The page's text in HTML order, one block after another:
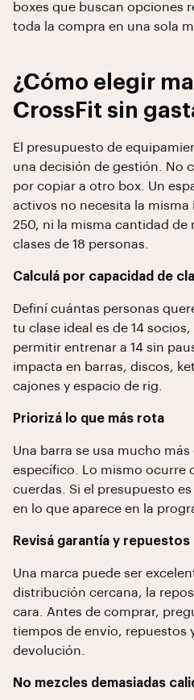
boxes que buscan opciones
toda la compra en una sola
¿Cómo elegir
CrossFit sin
El presupuesto de
una decisión de gestión. No
por copiar a otro box. Un
activos no necesita la
250, ni la misma cantidad de
clases de 18 personas.
Calculá por capacidad de
Definí cuántas personas
tu clase ideal es de 14
permitir entrenar a 14 sin
impacta en barras, discos,
cajones y espacio de rig.
Priorizá lo que más rota
Una barra se usa mucho
específico. Lo mismo ocurre
cuerdas. Si el presupuesto
en lo que aparece en la
Revisá garantía y repuestos
Una marca puede ser
distribución cercana, la
cara. Antes de comprar,
tiempos de envío, repuestos
devolución.
No mezcles demasiadas